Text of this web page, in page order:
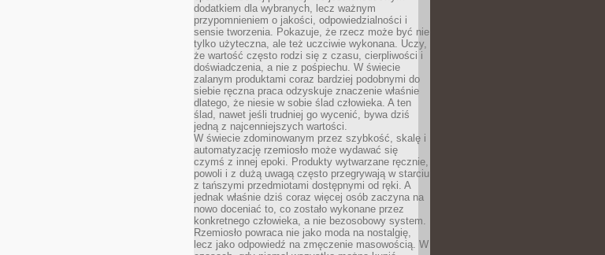
dodatkiem dla wybranych, lecz ważnym
przypomnieniem o jakości, odpowiedzialności i
sensie tworzenia. Pokazuje, że rzecz może być nie
tylko użyteczna, ale też uczciwie wykonana. Uczy,
że wartość często rodzi się z czasu, cierpliwości i
doświadczenia, a nie z pośpiechu. W świecie
zalanym produktami coraz bardziej podobnymi do
siebie ręczna praca odzyskuje znaczenie właśnie
dlatego, że niesie w sobie ślad człowieka. A ten
ślad, nawet jeśli trudniej go wycenić, bywa dziś
jedną z najcenniejszych wartości.
W świecie zdominowanym przez szybkość, skalę i
automatyzację rzemiosło może wydawać się
czymś z innej epoki. Produkty wytwarzane ręcznie,
powoli i z dużą uwagą często przegrywają w starciu
z tańszymi przedmiotami dostępnymi od ręki. A
jednak właśnie dziś coraz więcej osób zaczyna na
nowo doceniać to, co zostało wykonane przez
konkretnego człowieka, a nie bezosobowy system.
Rzemiosło powraca nie jako moda na nostalgię,
lecz jako odpowiedź na zmęczenie masowością. W